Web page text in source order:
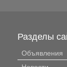
Разделы
Объявления